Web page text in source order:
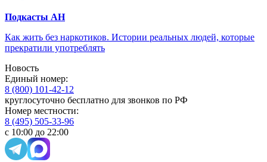
Подкасты АН
Как жить без наркотиков. Истории реальных людей, которые
прекратили употреблять
Новость
Единый номер:
8 (800) 101-42-12
круглосуточно бесплатно для звонков по РФ
Номер местности:
8 (495) 505-33-96
с 10:00 до 22:00